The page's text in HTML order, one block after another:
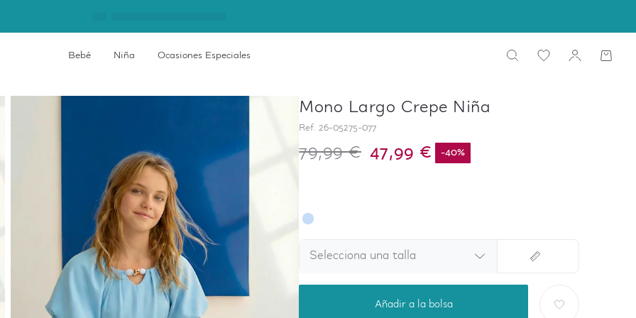
Bebé Niña Ocasiones Especiales
Mono Largo Crepe Niña
Ref. 26-05275-077
79,99 € 47,99 € -40%
Selecciona una talla
Añadir a la bolsa